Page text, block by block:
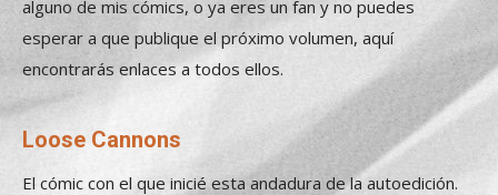
alguno de mis cómics, o ya eres un fan y no puedes
esperar a que publique el próximo volumen, aquí
encontrarás enlaces a todos ellos.
Loose Cannons
El cómic con el que inicié esta andadura de la autoedición.